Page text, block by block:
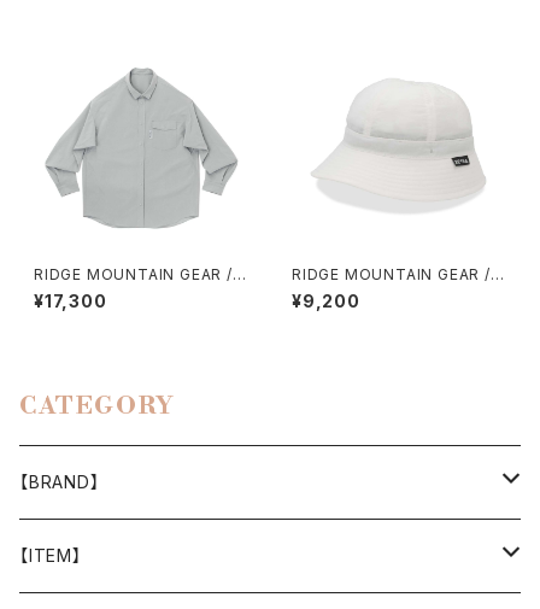
RIDGE MOUNTAIN GEAR / B
ASIC LONG SLEEVE SHIRT
（WOMEN）2026
¥17,300
RIDGE MOUNTAIN GEAR / E
NOUGH HAT（2026）
¥9,200
CATEGORY
【BRAND】
山と道
【ITEM】